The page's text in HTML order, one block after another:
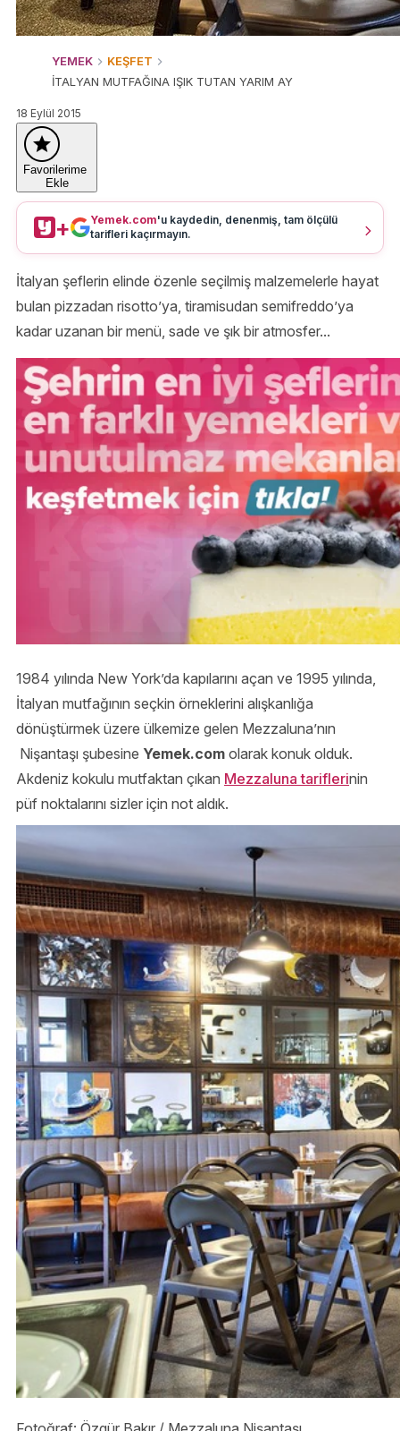
YEMEK
KEŞFET
İTALYAN MUTFAĞINA IŞIK TUTAN YARIM AY
18 Eylül 2015
Favorilerime
Ekle
+ Yemek.com'u kaydedin, denenmiş, tam ölçülü
tarifleri kaçırmayın.
İtalyan şeflerin elinde özenle seçilmiş malzemelerle hayat
bulan pizzadan risotto’ya, tiramisudan semifreddo’ya
kadar uzanan bir menü, sade ve şık bir atmosfer...
1984 yılında New York’da kapılarını açan ve 1995 yılında,
İtalyan mutfağının seçkin örneklerini alışkanlığa
dönüştürmek üzere ülkemize gelen Mezzaluna’nın
Nişantaşı şubesine Yemek.com olarak konuk olduk.
Akdeniz kokulu mutfaktan çıkan Mezzaluna tariflerinin
püf noktalarını sizler için not aldık.